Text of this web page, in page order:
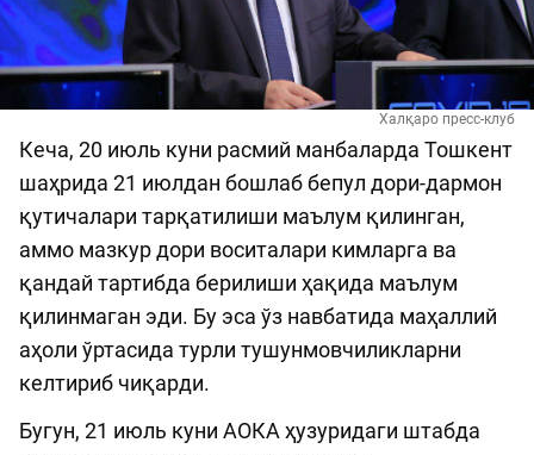
Халқаро пресс-клуб
Кеча, 20 июль куни расмий манбаларда Тошкент
шаҳрида 21 июлдан бошлаб бепул дори-дармон
қутичалари тарқатилиши маълум қилинган,
аммо мазкур дори воситалари кимларга ва
қандай тартибда берилиши ҳақида маълум
қилинмаган эди. Бу эса ўз навбатида маҳаллий
аҳоли ўртасида турли тушунмовчиликларни
келтириб чиқарди.
Бугун, 21 июль куни АОКА ҳузуридаги штабда